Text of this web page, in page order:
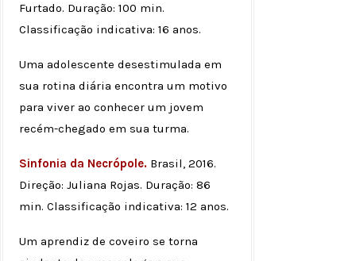
Furtado. Duração: 100 min.
Classificação indicativa: 16 anos.
Uma adolescente desestimulada em
sua rotina diária encontra um motivo
para viver ao conhecer um jovem
recém-chegado em sua turma.
Sinfonia da Necrópole. Brasil, 2016.
Direção: Juliana Rojas. Duração: 86
min. Classificação indicativa: 12 anos.
Um aprendiz de coveiro se torna